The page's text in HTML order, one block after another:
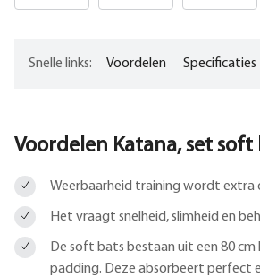
Snelle links: Voordelen Specificaties
Voordelen Katana, set
Weerbaarheid training wordt
Het vraagt snelheid, slimheid en
De soft bats bestaan uit een 80
padding. Deze absorbeert perfect